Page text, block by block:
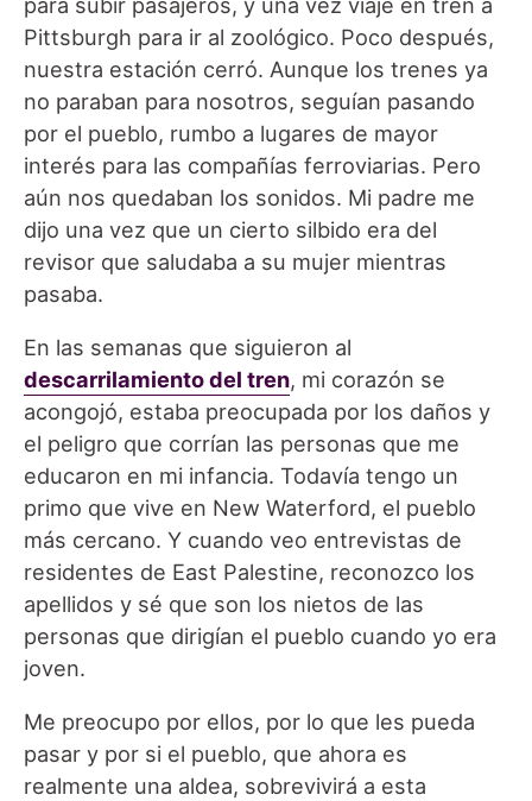
Pittsburgh para ir al zoológico. Poco después,
nuestra estación cerró. Aunque los trenes ya
no paraban para nosotros, seguían pasando
por el pueblo, rumbo a lugares de mayor
interés para las compañías ferroviarias. Pero
aún nos quedaban los sonidos. Mi padre me
dijo una vez que un cierto silbido era del
revisor que saludaba a su mujer mientras
pasaba.
En las semanas que siguieron al
descarrilamiento del tren, mi corazón se
acongojó, estaba preocupada por los daños y
el peligro que corrían las personas que me
educaron en mi infancia. Todavía tengo un
primo que vive en New Waterford, el pueblo
más cercano. Y cuando veo entrevistas de
residentes de East Palestine, reconozco los
apellidos y sé que son los nietos de las
personas que dirigían el pueblo cuando yo era
joven.
Me preocupo por ellos, por lo que les pueda
pasar y por si el pueblo, que ahora es
realmente una aldea, sobrevivirá a esta